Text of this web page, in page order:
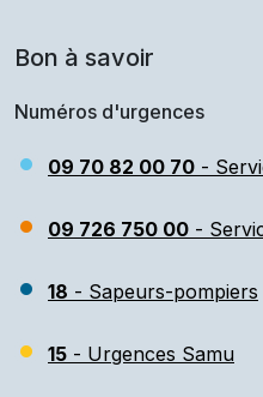
Bon à savoir
Numéros d'urgences
09 70 82 00 70 -
09 726 750 00 -
18 - Sapeurs-pompiers
15 - Urgences Samu